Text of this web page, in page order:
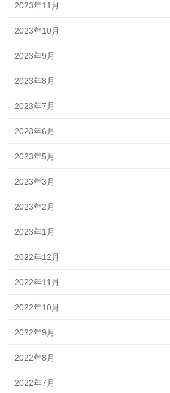
2023年11月
2023年10月
2023年9月
2023年8月
2023年7月
2023年6月
2023年5月
2023年3月
2023年2月
2023年1月
2022年12月
2022年11月
2022年10月
2022年9月
2022年8月
2022年7月